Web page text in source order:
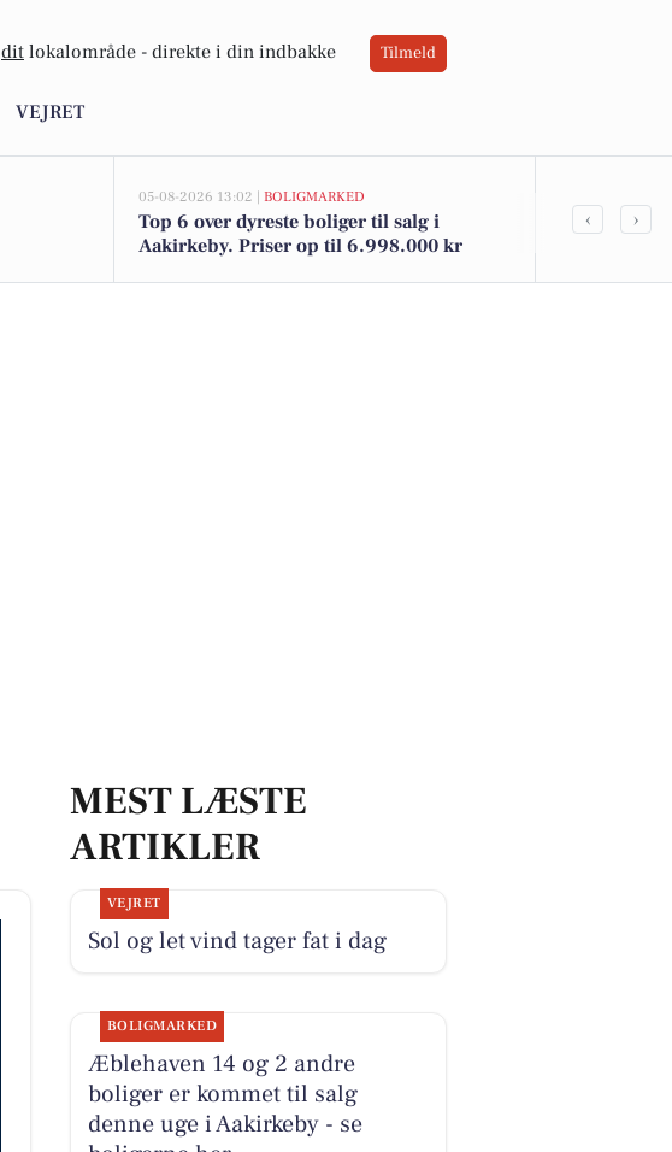
dit lokalområde - direkte i din indbakke Tilmeld
VEJRET
05-08-2026 13:02 | BOLIGMARKED
Top 6 over dyreste boliger til salg i
Aakirkeby. Priser op til 6.998.000 kr
Bliv
‹ ›
MEST LÆSTE
ARTIKLER
VEJRET
Sol og let vind tager fat i dag
BOLIGMARKED
Æblehaven 14 og 2 andre
boliger er kommet til salg
denne uge i Aakirkeby - se